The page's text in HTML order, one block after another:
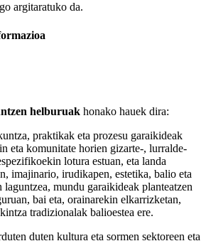
argitaratuko da.
helburuak honako hauek dira:
praktikak eta prozesu garaikideak
eta komunitate horien gizarte-, lurralde-
lotura estuan, eta landa
imajinario, irudikapen, estetika, balio eta
mundu garaikideak planteatzen
bai eta, orainarekin elkarrizketan,
tradizionalak balioestea ere.
duten kultura eta sormen sektoreen eta